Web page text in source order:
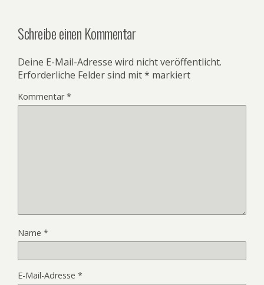
Schreibe einen Kommentar
Deine E-Mail-Adresse wird nicht veröffentlicht.
Erforderliche Felder sind mit* markiert
Kommentar*
Name *
E-Mail-Adresse *